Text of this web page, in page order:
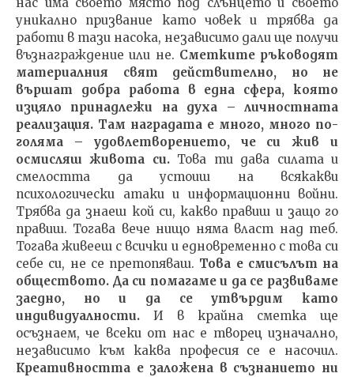
уникално призвание като човек и трябва да
работи в тази насока, независимо дали ще получи
възнаграждение или не. Сметките ръководят
материалния свят действително, но не
вършат добра работа в една сфера, която
изцяло принадлежи на духа – личностната
реализация. Там наградата е много, много по-
голяма – удовлетворението, че си жив и
осмисляш живота си.Това ти дава силата и
смелостта да устоиш на всякакви
психологически атаки и информационни войни.
Трябва да знаеш кой си, какво правиш и защо го
правиш. Тогава вече нищо няма власт над теб.
Тогава живееш с всички и едновременно с това си
себе си, не се претопяваш. Това е смисълът на
обществото. Да си помагаме и да се развиваме
заедно, но и да се утвърдим като
индивидуалности. И в крайна сметка ще
осъзнаем, че всеки от нас е творец изначално,
независимо към каква професия се е насочил.
Креативността е заложена в съзнанието ни